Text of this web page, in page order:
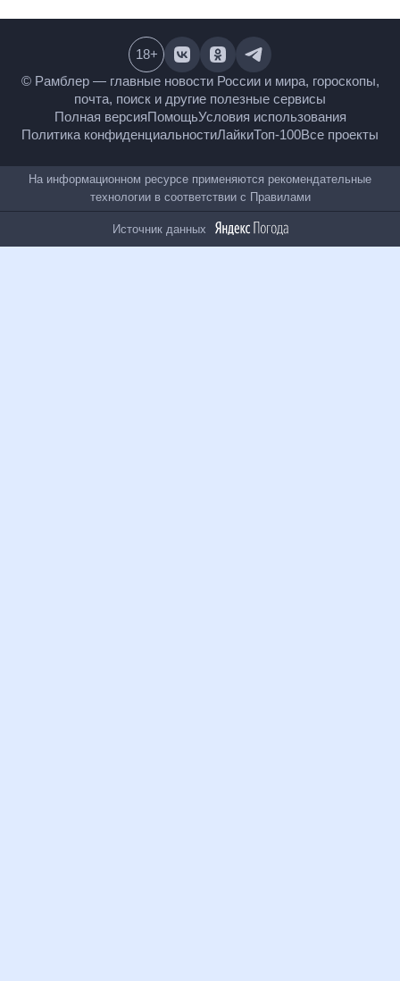
© Рамблер — главные новости России и мира,
гороскопы, почта, поиск и другие полезные сервисы
Полная версияПомощьУсловия использования
Политика конфиденциальностиЛайкиТоп-100
18+
На информационном ресурсе применяются
рекомендательные технологии в соответствии сПравилами
Источник данных